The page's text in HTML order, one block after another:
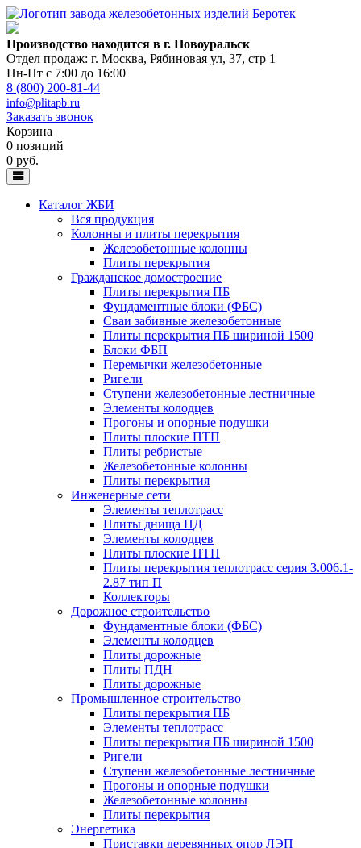
Производство находится в г. Новоуральск
Отдел продаж: г. Москва, Рябиновая ул, 37, стр 1
Пн-Пт с 7:00 до 16:00
8 (800) 200-81-44
info@plitapb.ru
Заказать звонок
Корзина
0 позиций
0 руб.
Каталог ЖБИ
Вся продукция
Колонны и плиты перекрытия
Железобетонные колонны
Плиты перекрытия
Гражданское домостроение
Плиты перекрытия ПБ
Фундаментные блоки (ФБС)
Сваи забивные железобетонные
Плиты перекрытия ПБ шириной 1500
Блоки ФБП
Перемычки железобетонные
Ригели
Ступени железобетонные лестничные
Элементы колодцев
Прогоны и опорные подушки
Плиты плоские ПТП
Плиты ребристые
Железобетонные колонны
Плиты перекрытия
Инженерные сети
Элементы теплотрасс
Плиты днища ПД
Элементы колодцев
Плиты плоские ПТП
Плиты перекрытия теплотрасс серия 3.006.1-
2.87 тип П
Коллекторы
Дорожное строительство
Фундаментные блоки (ФБС)
Элементы колодцев
Плиты дорожные
Плиты ПДН
Плиты дорожные
Промышленное строительство
Плиты перекрытия ПБ
Элементы теплотрасс
Плиты перекрытия ПБ шириной 1500
Ригели
Ступени железобетонные лестничные
Прогоны и опорные подушки
Железобетонные колонны
Плиты перекрытия
Энергетика
Приставки деревянных опор ЛЭП